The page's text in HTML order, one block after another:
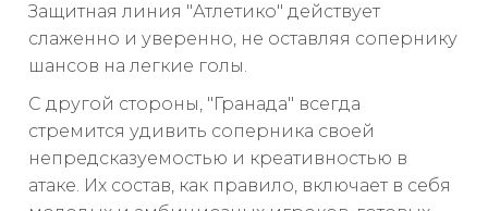
Защитная линия "Атлетико" действует
слаженно и уверенно, не оставляя сопернику
шансов на легкие голы.
С другой стороны, "Гранада" всегда
стремится удивить соперника своей
непредсказуемостью и креативностью в
атаке. Их состав, как правило, включает в себя